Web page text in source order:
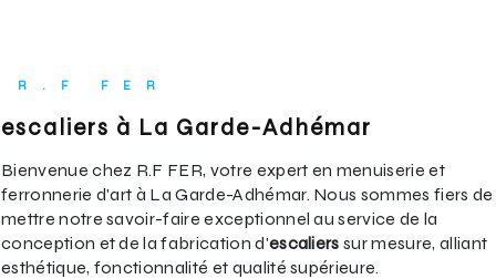
R.F FER
escaliers à La Garde-Adhémar
Bienvenue chez R.F FER, votre expert en menuiserie et
ferronnerie d'art à La Garde-Adhémar. Nous sommes fiers de
mettre notre savoir-faire exceptionnel au service de la
conception et de la fabrication d'escaliers sur mesure, alliant
esthétique, fonctionnalité et qualité supérieure.